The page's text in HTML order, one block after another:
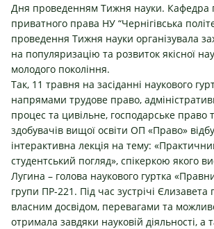
Дня проведенням Тижня науки. Кафедра
приватного права НУ “Чернігівська
проведення Тижня науки організувала
на популяризацію та розвиток якісної
молодого покоління.
Так, 11 травня на засіданні наукового
напрямами трудове право,
процес та цивільне, господарське право
здобувачів вищої освіти ОП «Право»
інтерактивна лекція на тему:
студентський погляд», спікеркою якого
Лугина – голова наукового гуртка
групи ПР-221. Під час зустрічі Єлизавета
власним досвідом, перевагами та
отримала завдяки науковій діяльності, а